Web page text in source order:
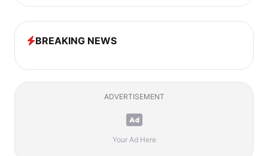
BREAKING NEWS
ADVERTISEMENT
Your Ad Here